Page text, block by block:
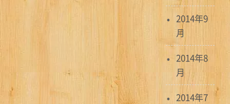
2014年9
月
2014年8
月
2014年7